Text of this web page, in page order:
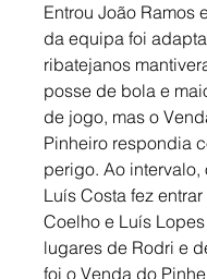
Entrou João Ramos
da equipa foi
ribatejanos
posse de bola e
de jogo, mas o
Pinheiro respondia
perigo. Ao intervalo,
Luís Costa fez
Coelho e Luís
lugares de Rodri e
foi o Venda do